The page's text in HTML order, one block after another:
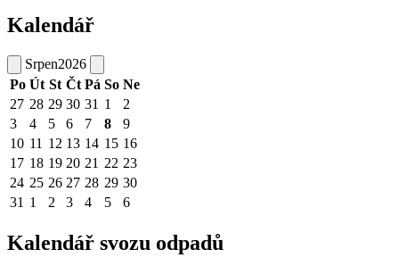
Kalendář
Srpen2026
Po Út St Čt Pá So Ne
27 28 29 30 31 1
2
3
4 5 6 7 8
9
10 11 12 13 14 15 16
17 18 19 20 21 22 23
24 25 26 27 28 29 30
31 1 2 3 4 5 6
Kalendář svozu odpadů